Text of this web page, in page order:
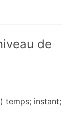
de
temps; instant;